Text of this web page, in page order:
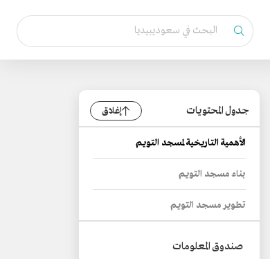
جدول المحتويات إغلاق
الأهمية التاريخية لمسجد التويم
بناء مسجد التويم
تطوير مسجد التويم
صندوق المعلومات